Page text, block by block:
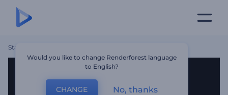
Startseite
Would you like to change Renderforest language
to English?
CHANGE No, thanks